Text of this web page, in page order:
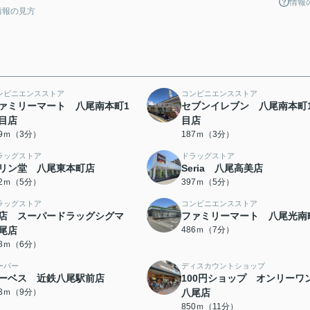
報の見方
ビニエンスストア
ミリーマート 八尾南本町1
店
（3分）
コンビニエンスストア
セブンイレブン 八尾南本町
目店
187ｍ（3分）
ッグストア
ン堂 八尾東本町店
（5分）
ドラッグストア
Seria 八尾高美店
397ｍ（5分）
ッグストア
スーパードラッグシグマ
店
（6分）
コンビニエンスストア
ファミリーマート 八尾光南
486ｍ（7分）
パー
ベス 近鉄八尾駅前店
（9分）
ディスカウントショップ
100円ショップ オンリーワ
八尾店
850ｍ（11分）